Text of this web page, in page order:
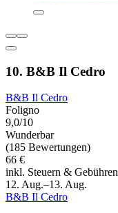
10. B&B Il Cedro
B&B Il Cedro
Foligno
9,0/10
Wunderbar
(185 Bewertungen)
66 €
inkl. Steuern & Gebühren
12. Aug.–13. Aug.
B&B Il Cedro